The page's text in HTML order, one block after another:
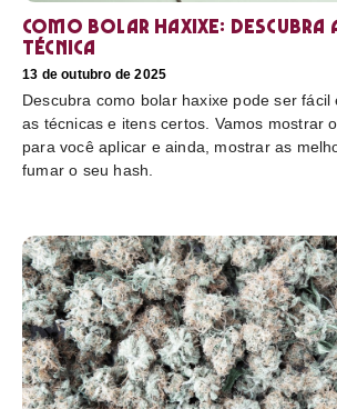
Como bolar haxixe: Descubra
técnica
13 de outubro de 2025
Descubra como bolar haxixe pode ser fácil
as técnicas e itens certos. Vamos mostrar
para você aplicar e ainda, mostrar as
fumar o seu hash.